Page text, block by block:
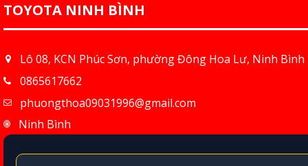
TOYOTA NINH BÌNH
Lô 08, KCN Phúc Sơn, phường Đông Hoa Lư, Ninh Bình
0865617662
phuongthoa09031996@gmail.com
Ninh Bình